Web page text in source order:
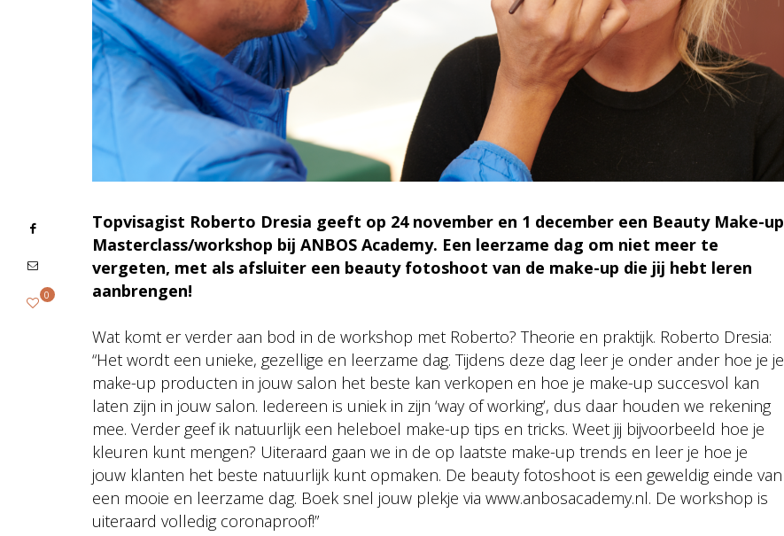
Topvisagist Roberto Dresia geeft op 24 november en 1 december een Beauty Make-up
Masterclass/workshop bij ANBOS Academy. Een leerzame dag om niet meer te
vergeten, met als afsluiter een beauty fotoshoot van de make-up die jij hebt leren
aanbrengen!
Wat komt er verder aan bod in de workshop met Roberto? Theorie en praktijk. Roberto Dresia:
“Het wordt een unieke, gezellige en leerzame dag. Tijdens deze dag leer je onder ander hoe je je
make-up producten in jouw salon het beste kan verkopen en hoe je make-up succesvol kan
laten zijn in jouw salon. Iedereen is uniek in zijn ‘way of working’, dus daar houden we rekening
mee. Verder geef ik natuurlijk een heleboel make-up tips en tricks. Weet jij bijvoorbeeld hoe je
kleuren kunt mengen? Uiteraard gaan we in de op laatste make-up trends en leer je hoe je
jouw klanten het beste natuurlijk kunt opmaken. De beauty fotoshoot is een geweldig einde van
een mooie en leerzame dag. Boek snel jouw plekje via www.anbosacademy.nl. De workshop is
uiteraard volledig coronaproof!”
0